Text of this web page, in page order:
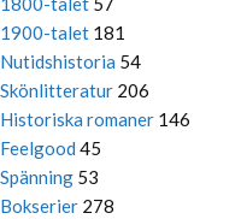
1900-talet 181
Nutidshistoria 54
Skönlitteratur 206
Historiska romaner 146
Feelgood 45
Spänning 53
Bokserier 278